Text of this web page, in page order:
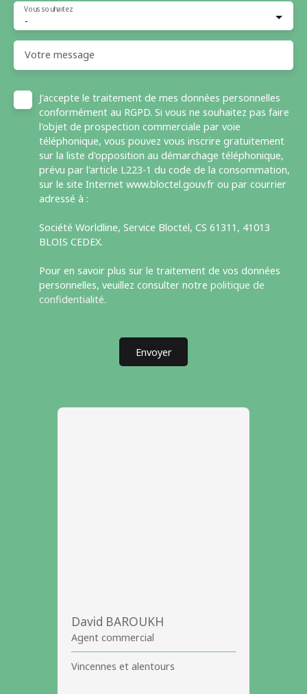
-
Vous souhaitez
Votre message
J'accepte le traitement de mes données personnelles
conformément au RGPD. Si vous ne souhaitez pas faire
l'objet de prospection commerciale par voie
téléphonique, vous pouvez vous inscrire gratuitement
sur la liste d'opposition au démarchage téléphonique,
prévu par l'article L223-1 du code de la consommation,
sur le site Internet www.bloctel.gouv.fr ou par courrier
adressé à :
Société Worldline, Service Bloctel, CS 61311, 41013
BLOIS CEDEX.
Pour en savoir plus sur le traitement de vos données
personnelles, veuillez consulter notre politique de
confidentialité.
Envoyer
David BAROUKH
Agent commercial
Vincennes et alentours